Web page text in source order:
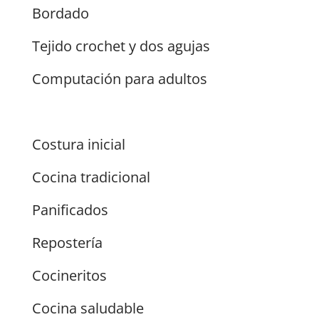
Bordado
Tejido crochet y dos agujas
Computación para adultos
Costura inicial
Cocina tradicional
Panificados
Repostería
Cocineritos
Cocina saludable